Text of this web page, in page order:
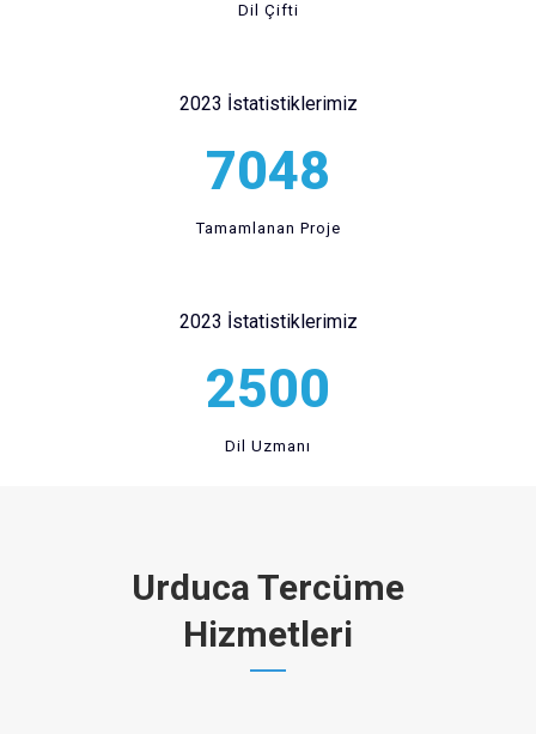
Dil Çifti
2023 İstatistiklerimiz
7048
Tamamlanan Proje
2023 İstatistiklerimiz
2500
Dil Uzmanı
Urduca Tercüme
Hizmetleri